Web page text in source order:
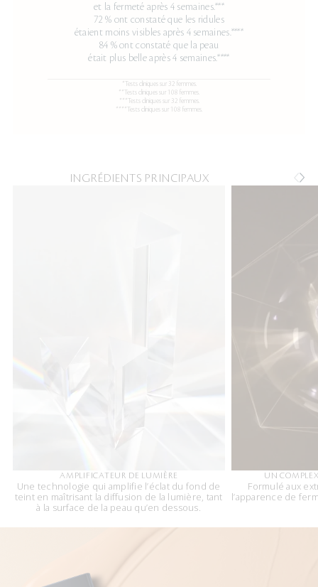
et la fermeté après 4 semaines.***
72 % ont constaté que les ridules
étaient moins visibles après 4 semaines.****
84 % ont constaté que la peau
était plus belle après 4 semaines.****
*Tests cliniques sur 32 femmes.
**Tests cliniques sur 108 femmes.
***Tests cliniques sur 32 femmes.
****Tests cliniques sur 108 femmes.
INGRÉDIENTS PRINCIPAUX
AMPLIFICATEUR DE LUMIÈRE
Une technologie qui amplifie l’éclat du fond de
teint en maîtrisant la diffusion de la lumière, tant
à la surface de la peau qu’en dessous.
UN
Formulé aux
l’apparence de